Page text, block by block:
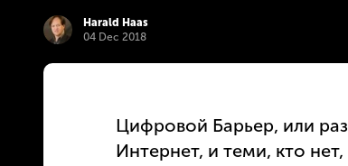
Harald Haas
04 Dec 2018
Цифровой Барьер, или
Интернет, и теми, кто